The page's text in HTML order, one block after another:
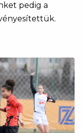
pedig a